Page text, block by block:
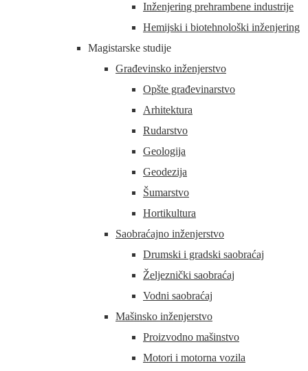
Inženjering prehrambene industrije
Hemijski i biotehnološki inženjering
Magistarske studije
Građevinsko inženjerstvo
Opšte građevinarstvo
Arhitektura
Rudarstvo
Geologija
Geodezija
Šumarstvo
Hortikultura
Saobraćajno inženjerstvo
Drumski i gradski saobraćaj
Željeznički saobraćaj
Vodni saobraćaj
Mašinsko inženjerstvo
Proizvodno mašinstvo
Motori i motorna vozila